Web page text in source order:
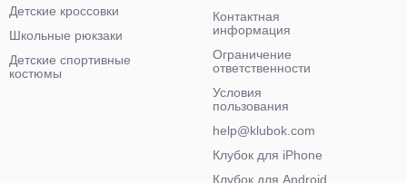
Детские кроссовки
Школьные рюкзаки
Детские спортивные
костюмы
Контактная
информация
Ограничение
ответственности
Условия
пользования
help@klubok.com
Клубок для iPhone
Клубок для Android